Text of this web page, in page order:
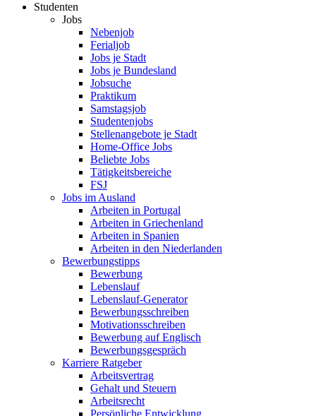
Studenten
Jobs
Nebenjob
Ferialjob
Jobs je Stadt
Jobs je Bundesland
Jobsuche
Praktikum
Samstagsjob
Studentenjobs
Stellenangebote je Stadt
Home-Office Jobs
Beliebte Jobs
Tätigkeitsbereiche
FSJ
Jobs im Ausland
Arbeiten in Portugal
Arbeiten in Griechenland
Arbeiten in Spanien
Arbeiten in den Niederlanden
Bewerbungstipps
Bewerbung
Lebenslauf
Lebenslauf-Generator
Bewerbungsschreiben
Motivationsschreiben
Bewerbung auf Englisch
Bewerbungsgespräch
Karriere Ratgeber
Arbeitsvertrag
Gehalt und Steuern
Arbeitsrecht
Persönliche Entwicklung